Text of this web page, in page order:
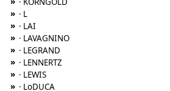
» · L
» · LAI
» · LAVAGNINO
» · LEGRAND
» · LENNERTZ
» · LEWIS
» · LoDUCA